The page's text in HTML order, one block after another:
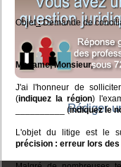
Objet:Demande de
Madame, Monsieur,
J'ai l'honneur de
(indiquez la région)
__________ (indiquez le
L'objet du litige est le
précision : erreur lors
Rédiger